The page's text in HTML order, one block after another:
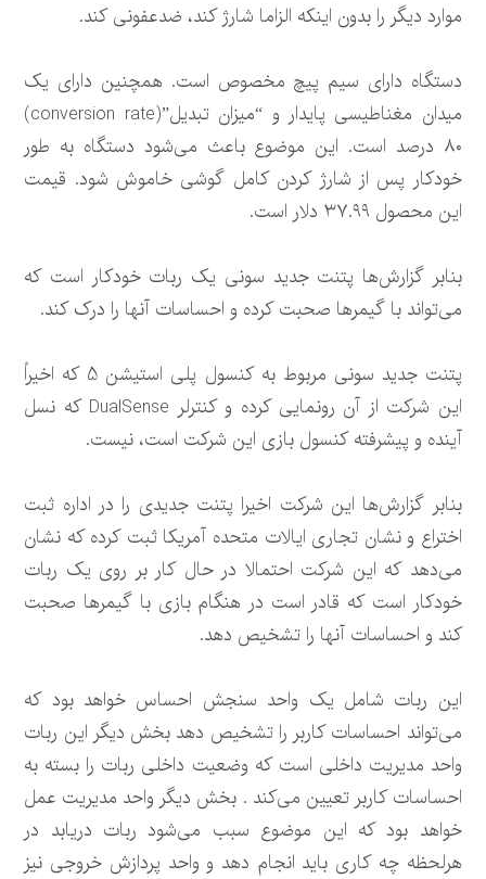
موارد دیگر را بدون اینکه الزاما شارژ کند، ضدعفونی کند.
دستگاه دارای سیم پیچ مخصوص است. همچنین دارای یک
میدان مغناطیسی پایدار و “میزان تبدیل”(conversion rate)
۸۰ درصد است. این موضوع باعث می‌شود دستگاه به طور
خودکار پس از شارژ کردن کامل گوشی خاموش شود. قیمت
این محصول ۳۷.۹۹ دلار است.
بنابر گزارش‌ها پتنت جدید سونی یک ربات خودکار است که
می‌تواند با گیمرها صحبت کرده و احساسات آنها را درک کند.
پتنت جدید سونی مربوط به کنسول پلی استیشن 5 که اخیراً
این شرکت از آن رونمایی کرده و کنترلر DualSense که نسل
آینده و پیشرفته کنسول بازی این شرکت است، نیست.
بنابر گزارش‌ها این شرکت اخیرا پتنت جدیدی را در اداره ثبت
اختراع و نشان تجاری ایالات متحده آمریکا ثبت کرده که نشان
می‌دهد که این شرکت احتمالا در حال کار بر روی یک ربات
خودکار است که قادر است در هنگام بازی با گیمرها صحبت
کند و احساسات آنها را تشخیص دهد.
این ربات شامل یک واحد سنجش احساس خواهد بود که
می‌تواند احساسات کاربر را تشخیص دهد بخش دیگر این ربات
واحد مدیریت داخلی است که وضعیت داخلی ربات را بسته به
احساسات کاربر تعیین می‌کند . بخش دیگر واحد مدیریت عمل
خواهد بود که این موضوع سبب می‌شود ربات دریابد در
هرلحظه چه کاری باید انجام دهد و واحد پردازش خروجی نیز